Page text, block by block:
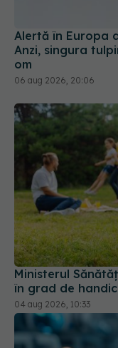
Alertă în Europa
Anzi, singura
om
06 aug 2026, 20:06
Ministerul
în grad de
04 aug 2026, 10:33